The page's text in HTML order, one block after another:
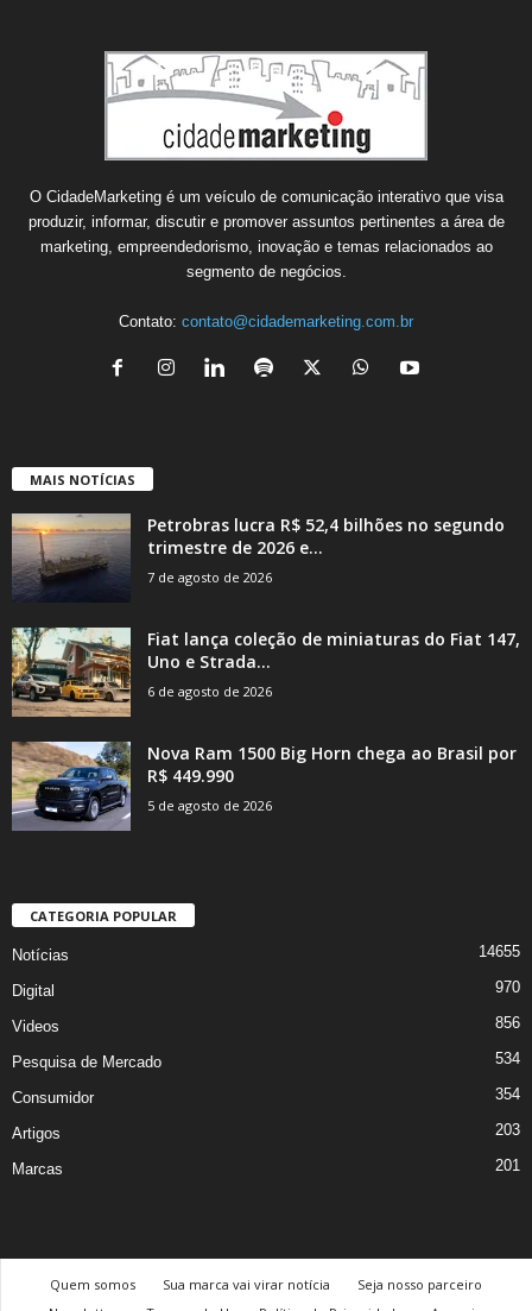
O CidadeMarketing é um veículo de comunicação interativo que visa
produzir, informar, discutir e promover assuntos pertinentes a área de
marketing, empreendedorismo, inovação e temas relacionados ao
segmento de negócios.
Contato: contato@cidademarketing.com.br
MAIS NOTÍCIAS
Petrobras lucra R$ 52,4 bilhões no segundo
trimestre de 2026 e...
7 de agosto de 2026
Fiat lança coleção de miniaturas do Fiat 147,
Uno e Strada...
6 de agosto de 2026
Nova Ram 1500 Big Horn chega ao Brasil por
R$ 449.990
5 de agosto de 2026
CATEGORIA POPULAR
Notícias 14655
Digital 970
Videos 856
Pesquisa de Mercado 534
Consumidor 354
Artigos 203
Marcas 201
Quem somos Sua marca vai virar notícia
Seja nosso parceiro